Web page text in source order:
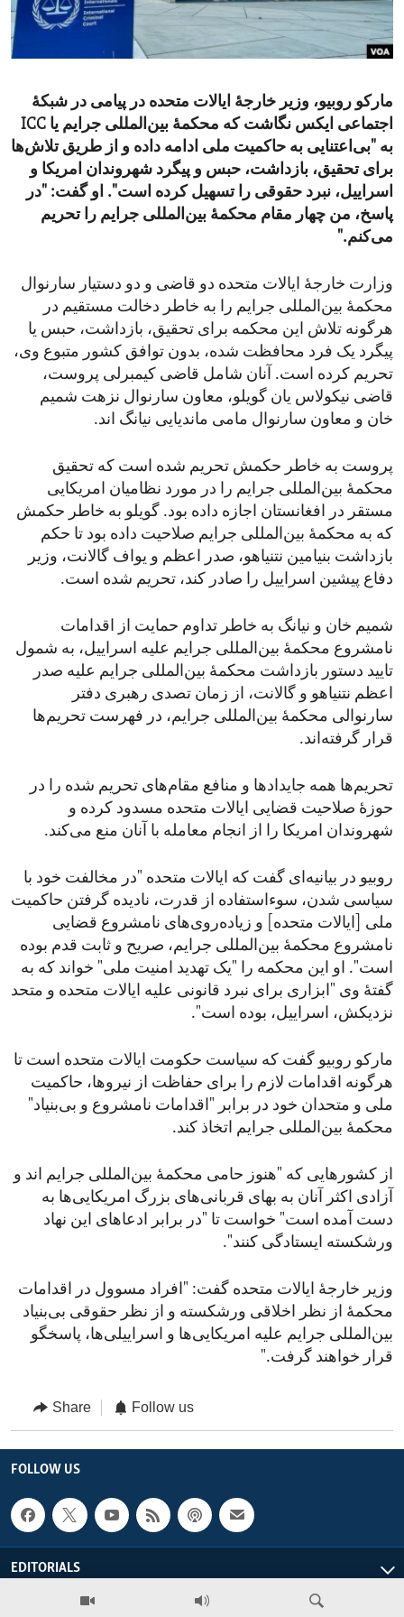
ENVIRONMENT AND HEALTH
IDEALS AND INSTITUTIONS
مارکو روبیو، وزیر خارجۀ ایالات متحده در پیامی در شبکۀ
اجتماعی ایکس نگاشت که محکمۀ بین‌المللی جرایم یا ICC
به "بی‌اعتنایی به حاکمیت ملی ادامه داده و از طریق تلاش‌ها
برای تحقیق، بازداشت، حبس و پیگرد شهروندان امریکا و
اسراییل، نبرد حقوقی را تسهیل کرده است". او گفت: "در
پاسخ، من چهار مقام محکمۀ بین‌المللی جرایم را تحریم
می‌کنم."
وزارت خارجۀ ایالات متحده دو قاضی و دو دستیار سارنوال
محکمۀ بین‌المللی جرایم را به خاطر دخالت مستقیم در
هرگونه تلاش این محکمه برای تحقیق، بازداشت، حبس یا
پیگرد یک فرد محافظت شده، بدون توافق کشور متبوع وی،
تحریم کرده است. آنان شامل قاضی کیمبرلی پروست،
قاضی نیکولاس یان گویلو، معاون سارنوال نزهت شمیم
خان و معاون سارنوال مامی ماندیایی نیانگ اند.
پروست به خاطر حکمش تحریم شده است که تحقیق
محکمۀ بین‌المللی جرایم را در مورد نظامیان امریکایی
مستقر در افغانستان اجازه داده بود. گویلو به خاطر حکمش
که به محکمۀ بین‌المللی جرایم صلاحیت داده بود تا حکم
بازداشت بنیامین نتنیاهو، صدر اعظم و یواف گالانت، وزیر
دفاع پیشین اسراییل را صادر کند، تحریم شده است.
شمیم خان و نیانگ به خاطر تداوم حمایت از اقدامات
نامشروع محکمۀ بین‌المللی جرایم علیه اسراییل، به شمول
تایید دستور بازداشت محکمۀ بین‌المللی جرایم علیه صدر
اعظم نتنیاهو و گالانت، از زمان تصدی رهبری دفتر
سارنوالی محکمۀ بین‌المللی جرایم، در فهرست تحریم‌ها
قرار گرفته‌اند.
تحریم‌ها همه جایدادها و منافع مقام‌های تحریم شده را در
حوزۀ صلاحیت قضایی ایالات متحده مسدود کرده و
شهروندان امریکا را از انجام معامله با آنان منع می‌کند.
روبیو در بیانیه‌ای گفت که ایالات متحده "در مخالفت خود با
سیاسی شدن، سوءاستفاده از قدرت، نادیده گرفتن حاکمیت
ملی [ایالات متحده] و زیاده‌روی‌های نامشروع قضایی
نامشروع محکمۀ بین‌المللی جرایم، صریح و ثابت قدم بوده
است". او این محکمه را "یک تهدید امنیت ملی" خواند که به
گفتۀ وی "ابزاری برای نبرد قانونی علیه ایالات متحده و متحد
نزدیکش، اسراییل، بوده است".
مارکو روبیو گفت که سیاست حکومت ایالات متحده است تا
هرگونه اقدامات لازم را برای حفاظت از نیروها، حاکمیت
ملی و متحدان خود در برابر "اقدامات نامشروع و بی‌بنیاد"
محکمۀ بین‌المللی جرایم اتخاذ کند.
از کشورهایی که "هنوز حامی محکمۀ بین‌المللی جرایم اند و
آزادی اکثر آنان به بهای قربانی‌های بزرگ امریکایی‌ها به
دست آمده است" خواست تا "در برابر ادعاهای این نهاد
ورشکسته ایستادگی کنند".
وزیر خارجۀ ایالات متحده گفت: "افراد مسوول در اقدامات
محکمۀ از نظر اخلاقی ورشکسته و از نظر حقوقی بی‌بنیاد
بین‌المللی جرایم علیه امریکایی‌ها و اسراییلی‌ها، پاسخگو
قرار خواهند گرفت."
Share Follow us
FOLLOW US
EDITORIALS